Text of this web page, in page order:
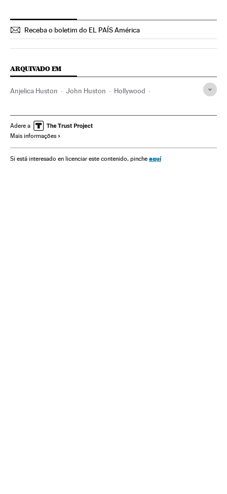
Receba o boletim do EL PAÍS América
ARQUIVADO EM
Anjelica Huston John Huston Hollywood
Cine Divas Artistas Famosos
Adere a
Mais informações
Si está interesado en licenciar este contenido, pinche aquí